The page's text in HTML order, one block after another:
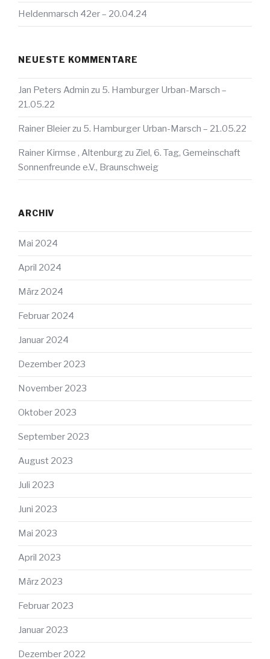
Heldenmarsch 42er – 20.04.24
NEUESTE KOMMENTARE
Jan Peters Admin zu 5. Hamburger Urban-Marsch –
21.05.22
Rainer Bleierzu 5. Hamburger Urban-Marsch – 21.05.22
Rainer Kirmse , Altenburgzu Ziel, 6. Tag, Gemeinschaft
Sonnenfreunde e.V., Braunschweig
ARCHIV
Mai 2024
April 2024
März 2024
Februar 2024
Januar 2024
Dezember 2023
November 2023
Oktober 2023
September 2023
August 2023
Juli 2023
Juni 2023
Mai 2023
April 2023
März 2023
Februar 2023
Januar 2023
Dezember 2022